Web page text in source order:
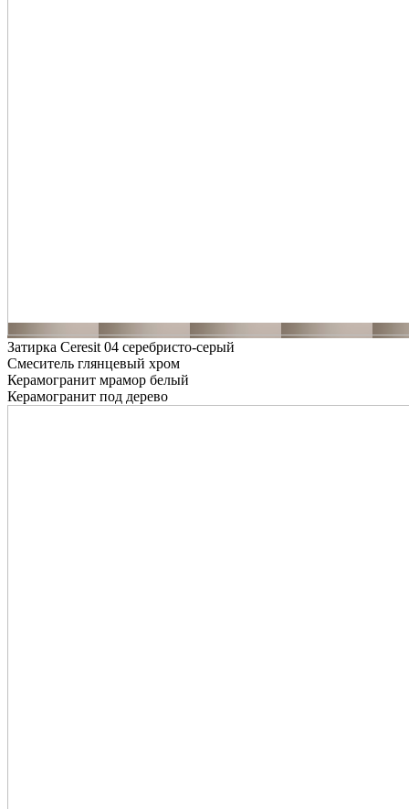
Затирка Ceresit 04 серебристо-серый
Смеситель глянцевый хром
Керамогранит мрамор белый
Керамогранит под дерево